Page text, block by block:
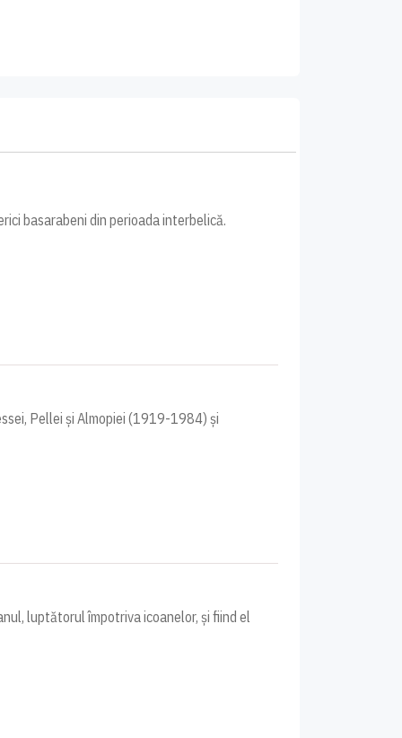
basarabeni din perioada interbelică.
Pellei și Almopiei (1919-1984) și
luptătorul împotriva icoanelor, și fiind el